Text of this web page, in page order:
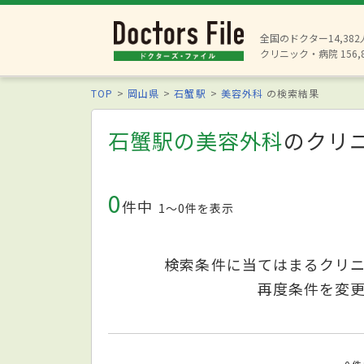
全国のドクター14,382
クリニック・病院
TOP 岡山県 石蟹駅 美容外科 の検索結果
石蟹駅の美容外科のクリ
0件中 1〜0件を表示
検索条件に当てはまるクリ
再度条件を変